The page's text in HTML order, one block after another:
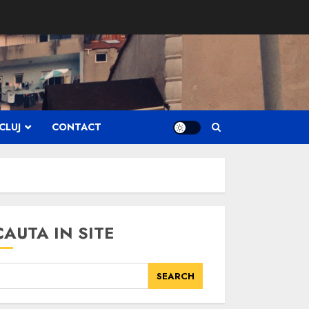
CONTACT
IN SITE
SEARCH